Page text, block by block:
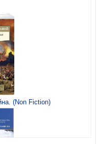
в доктрину
(Non Fiction)